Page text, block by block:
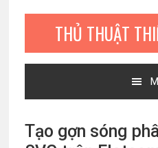
THỦ THUẬT
Tạo gợn sóng